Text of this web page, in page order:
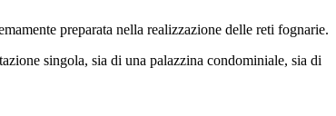
preparata nella realizzazione delle reti fognarie.
singola, sia di una palazzina condominiale, sia di